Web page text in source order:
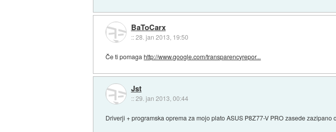
BaToCarx
::28. jan 2013, 19:50
Če ti pomagahttp://www.google.com/transparencyrepor...
Jst
::29. jan 2013, 00:44
Driverji + programska oprema za mojo plato ASUS P8Z77-V PRO zasede zazipano